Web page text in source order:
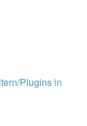
Plugins in